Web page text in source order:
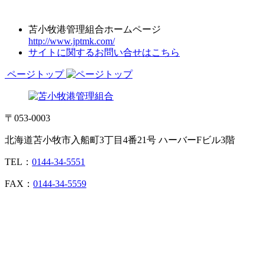
苫小牧港管理組合ホームページ
http://www.jptmk.com/
サイトに関するお問い合せはこちら
ページトップ
〒053-0003
北海道苫小牧市入船町3丁目4番21号 ハーバーFビル3階
TEL： 0144-34-5551
FAX： 0144-34-5559